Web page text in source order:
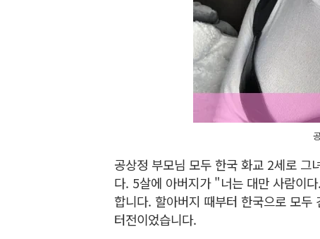
공상정 부모님 모두 한국 화교 2세로 그
다. 5살에 아버지가 "너는 대만 사람이
합니다. 할아버지 때부터 한국으로 모
터전이었습니다.